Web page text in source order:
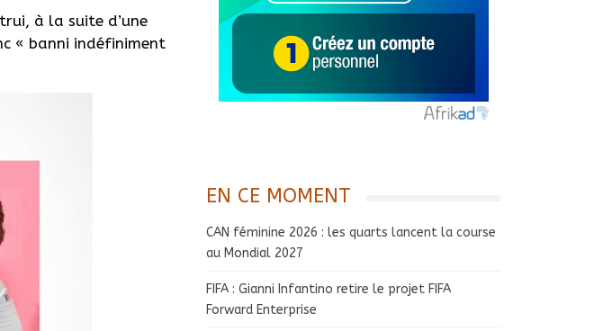
à la suite d’une
« banni indéfiniment
EN CE MOMENT
CAN féminine 2026 : les quarts lancent la course
au Mondial 2027
FIFA : Gianni Infantino retire le projet FIFA
Forward Enterprise